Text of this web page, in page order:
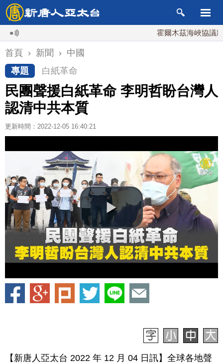
霍爾木茲海峽協議將達成
首頁 › 新聞 › 中國
專題
白紙革命
民團聲援白紙革命 李明哲盼台灣人
認清中共本質
更新時間：2022-12-05 16:40:21
【新唐人亞太台 2022 年 12 月 04 日訊】全球各地聲